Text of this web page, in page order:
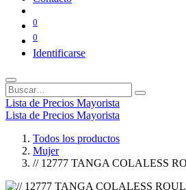
0
0
Identificarse
Lista de Precios Mayorista
Lista de Precios Mayorista
Todos los productos
Mujer
// 12777 TANGA COLALESS